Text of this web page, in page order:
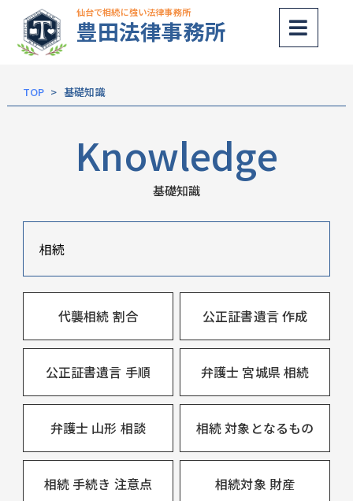
仙台で相続に強い法律事務所
豊田法律事務所
TOP 基礎知識
Knowledge
基礎知識
相続
代襲相続 割合 公正証書遺言 作成
公正証書遺言 手順 弁護士 宮城県 相続
弁護士 山形 相談 相続 対象となるもの
相続 手続き 注意点 相続対象 財産